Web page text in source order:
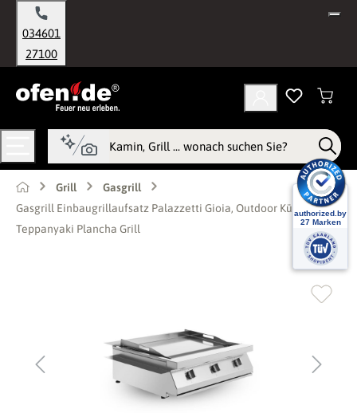
springen
034601
27100
Grill
Gasgrill
Gasgrill Einbaugrillaufsatz Palazzetti Gioia, Outdoor Küche
Teppanyaki Plancha Grill